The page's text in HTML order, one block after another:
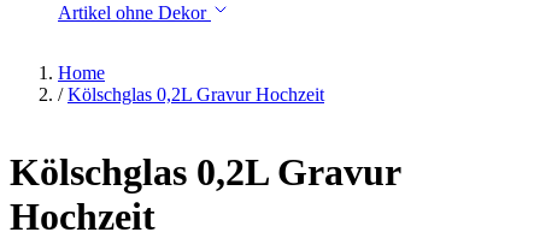
Artikel ohne Dekor
Home
/ Kölschglas 0,2L Gravur Hochzeit
Kölschglas 0,2L Gravur
Hochzeit